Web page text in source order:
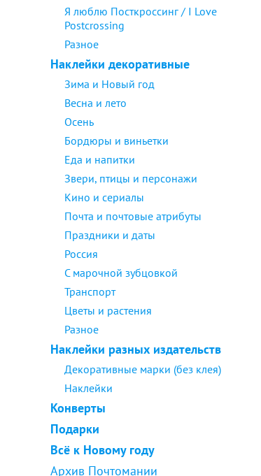
Я люблю Посткроссинг / I Love
Postcrossing
Разное
Наклейки декоративные
Зима и Новый год
Весна и лето
Осень
Бордюры и виньетки
Еда и напитки
Звери, птицы и персонажи
Кино и сериалы
Почта и почтовые атрибуты
Праздники и даты
Россия
С марочной зубцовкой
Транспорт
Цветы и растения
Разное
Наклейки разных издательств
Декоративные марки (без клея)
Наклейки
Конверты
Подарки
Всё к Новому году
Архив Почтомании